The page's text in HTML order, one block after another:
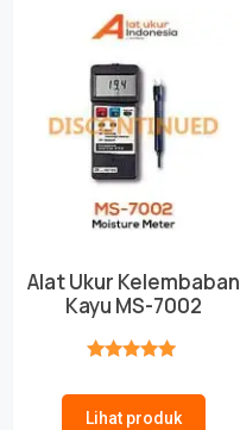
Alat Ukur Kelembaban
Kayu MS-7002
Lihat produk